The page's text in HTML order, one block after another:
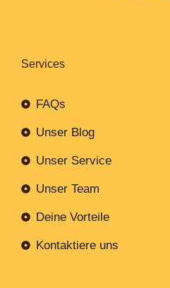
Services
FAQs
Unser Blog
Unser Service
Unser Team
Deine Vorteile
Kontaktiere uns